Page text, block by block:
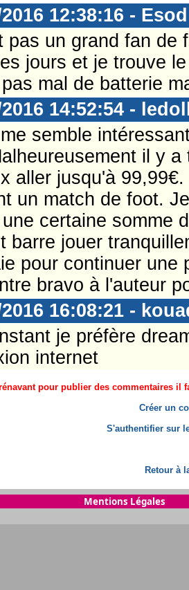
12:38:16 - Esod
pas un grand fan de
jours et je trouve
mal de batterie
14:52:54 -
semble
il y
aller jusqu'à
un match de foot.
certaine somme
barre jouer
pour continuer une
bravo à l'auteur
16:08:21 -
je préfère
internet
pour publier des commentaires il
Créer un
S'authentifier sur
Retour à
Mentions Légales